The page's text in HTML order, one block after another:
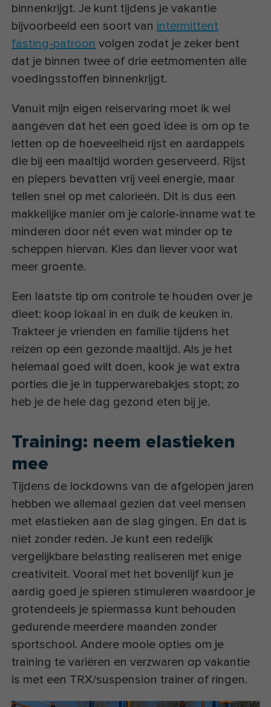
binnenkrijgt. Je kunt tijdens je vakantie
bijvoorbeeld een soort van intermittent
fasting-patroon volgen zodat je zeker bent
dat je binnen twee of drie eetmomenten alle
voedingsstoffen binnenkrijgt.
Vanuit mijn eigen reiservaring moet ik wel
aangeven dat het een goed idee is om op te
letten op de hoeveelheid rijst en aardappels
die bij een maaltijd worden geserveerd. Rijst
en piepers bevatten vrij veel energie, maar
tellen snel op met calorieën. Dit is dus een
makkelijke manier om je calorie-inname wat te
minderen door nét even wat minder op te
scheppen hiervan. Kies dan liever voor wat
meer groente.
Een laatste tip om controle te houden over je
dieet: koop lokaal in en duik de keuken in.
Trakteer je vrienden en familie tijdens het
reizen op een gezonde maaltijd. Als je het
helemaal goed wilt doen, kook je wat extra
porties die je in tupperwarebakjes stopt; zo
heb je de hele dag gezond eten bij je.
Training: neem elastieken
mee
Tijdens de lockdowns van de afgelopen jaren
hebben we allemaal gezien dat veel mensen
met elastieken aan de slag gingen. En dat is
niet zonder reden. Je kunt een redelijk
vergelijkbare belasting realiseren met enige
creativiteit. Vooral met het bovenlijf kun je
aardig goed je spieren stimuleren waardoor je
grotendeels je spiermassa kunt behouden
gedurende meerdere maanden zonder
sportschool. Andere mooie opties om je
training te variëren en verzwaren op vakantie
is met een TRX/suspension trainer of ringen.